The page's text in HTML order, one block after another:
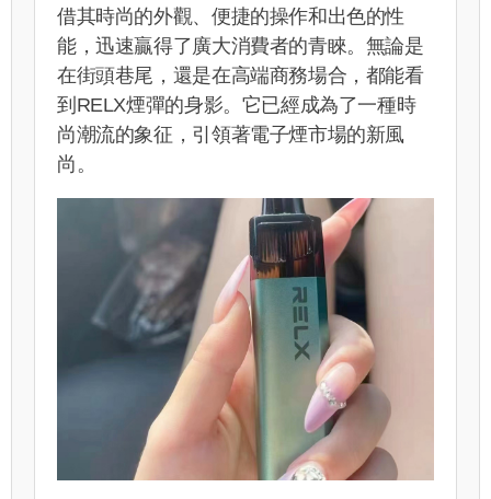
借其時尚的外觀、便捷的操作和出色的性
能，迅速贏得了廣大消費者的青睞。無論是
在街頭巷尾，還是在高端商務場合，都能看
到RELX煙彈的身影。它已經成為了一種時
尚潮流的象征，引領著電子煙市場的新風
尚。